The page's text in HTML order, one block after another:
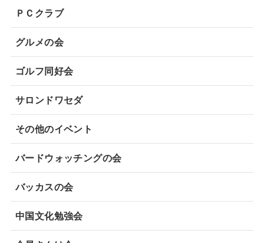
ＰＣクラブ
グルメの会
ゴルフ同好会
サロンドワセダ
その他のイベント
バードウォッチングの会
バッカスの会
中国文化勉強会